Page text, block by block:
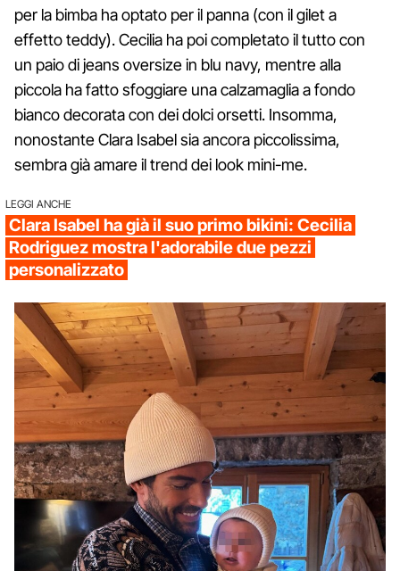
per la bimba ha optato per il panna (con il gilet a
effetto teddy). Cecilia ha poi completato il tutto con
un paio di jeans oversize in blu navy, mentre alla
piccola ha fatto sfoggiare una calzamaglia a fondo
bianco decorata con dei dolci orsetti. Insomma,
nonostante Clara Isabel sia ancora piccolissima,
sembra già amare il trend dei look mini-me.
LEGGI ANCHE
Clara Isabel ha già il suo primo bikini: Cecilia
Rodriguez mostra l'adorabile due pezzi
personalizzato